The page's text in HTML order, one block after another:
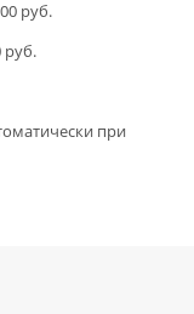
руб.
руб.
при